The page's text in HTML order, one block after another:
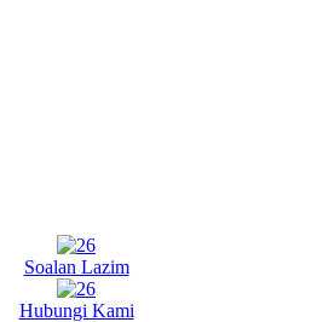
Soalan Lazim
Hubungi Kami